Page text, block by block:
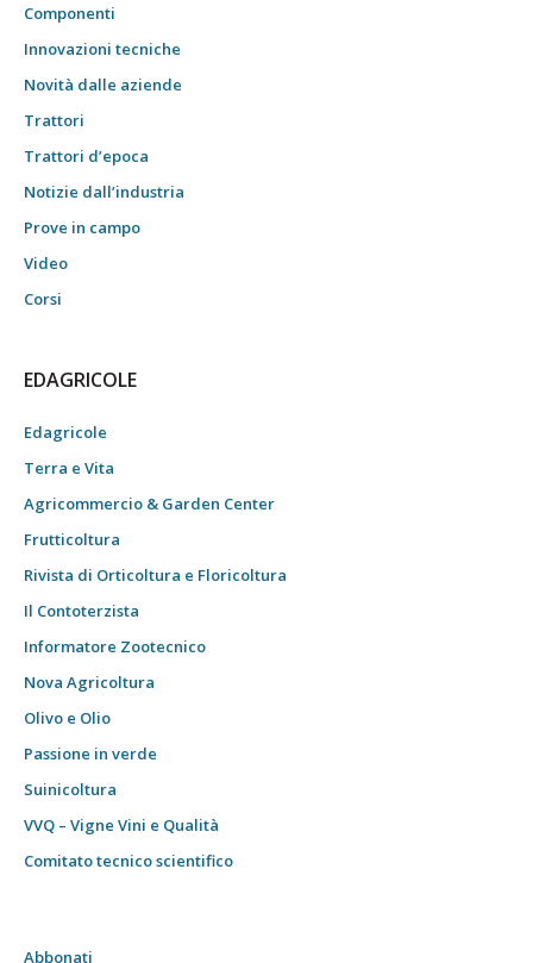
Componenti
Innovazioni tecniche
Novità dalle aziende
Trattori
Trattori d’epoca
Notizie dall’industria
Prove in campo
Video
Corsi
EDAGRICOLE
Edagricole
Terra e Vita
Agricommercio & Garden Center
Frutticoltura
Rivista di Orticoltura e Floricoltura
Il Contoterzista
Informatore Zootecnico
Nova Agricoltura
Olivo e Olio
Passione in verde
Suinicoltura
VVQ – Vigne Vini e Qualità
Comitato tecnico scientifico
Abbonati